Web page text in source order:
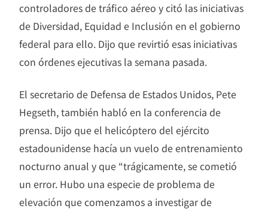
controladores de tráfico aéreo y citó las iniciativas
de Diversidad, Equidad e Inclusión en el gobierno
federal para ello. Dijo que revirtió esas iniciativas
con órdenes ejecutivas la semana pasada.
El secretario de Defensa de Estados Unidos, Pete
Hegseth, también habló en la conferencia de
prensa. Dijo que el helicóptero del ejército
estadounidense hacía un vuelo de entrenamiento
nocturno anual y que “trágicamente, se cometió
un error. Hubo una especie de problema de
elevación que comenzamos a investigar de